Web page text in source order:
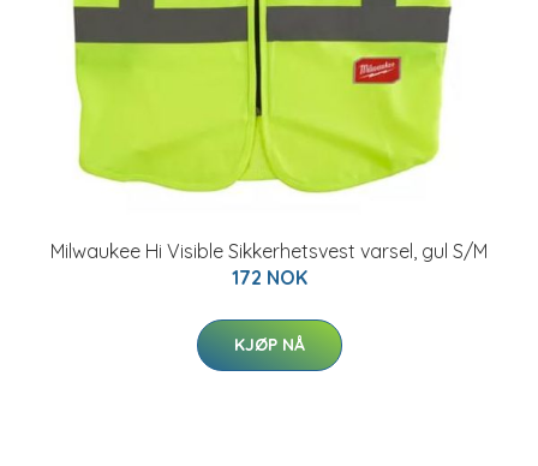
Milwaukee Hi Visible Sikkerhetsvest varsel, gul S/M
172 NOK
KJØP NÅ